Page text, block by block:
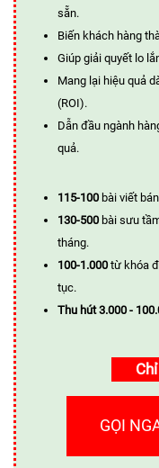
sẵn.
Biến khách hàng
Giúp giải quyết lo
Mang lại hiệu quả
(ROI).
Dẫn đầu ngành
quả.
115-100 bài viết
130-500 bài sưu
tháng.
100-1.000 từ khóa
tục.
Thu hút 3.000 -
GỌI